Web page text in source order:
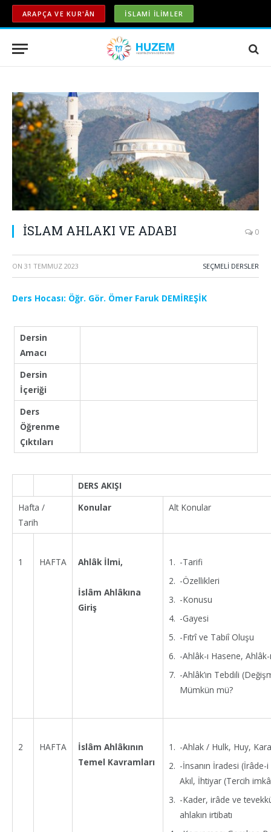
ARAPÇA VE KUR'ÂN İSLAMİ İLİMLER
İSLAM AHLAKI VE ADABI 0
ON 31 TEMMUZ 2023 SEÇMELİ DERSLER
Ders Hocası: Öğr. Gör. Ömer Faruk DEMİREŞİK
Dersin
Amacı
Dersin
İçeriği
Ders
Öğrenme
Çıktıları
DERS AKIŞI
Hafta /
Tarih
Konular Alt Konular
1 HAFTA Ahlâk İlmi,
İslâm Ahlâkına
Giriş
-Tarifi
-Özellikleri
-Konusu
-Gayesi
-Fıtrî ve Tabiî Oluşu
-Ahlâk-ı Hasene, Ahlâk-
-Ahlâk’ın Tebdili
Mümkün mü?
2 HAFTA
İslâm Ahlâkının
Temel Kavramları
-Ahlak / Hulk, Huy,
-İnsanın İradesi (İrâde-i
Akıl, İhtiyar (Tercih
-Kader, irâde ve
ahlakın irtibatı